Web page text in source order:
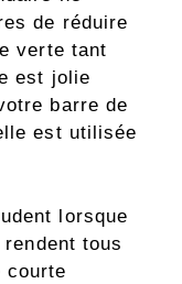
de réduire
verte tant
est jolie
barre de
est utilisée
lorsque
tous
courte